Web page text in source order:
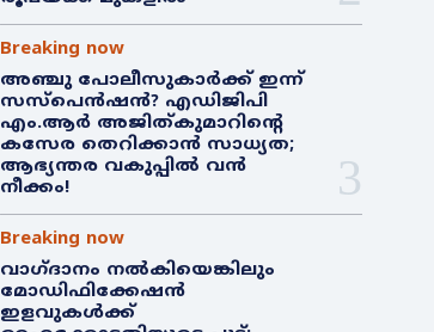
Breaking now
അഞ്ചു പോലീസുകാർക്ക് ഇന്ന്
സസ്‌പെൻഷൻ? എഡിജിപി
എം.ആർ അജിത്കുമാറിൻ്റെ
കസേര തെറിക്കാൻ സാധ്യത;
ആഭ്യന്തര വകുപ്പിൽ വൻ
നീക്കം!
Breaking now
വാഗ്ദാനം നൽകിയെങ്കിലും
മോഡിഫിക്കേഷൻ
ഇളവുകൾക്ക്